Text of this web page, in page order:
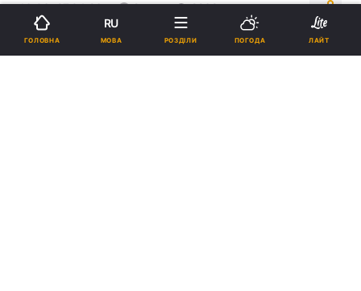
16:06, 27.04.26 2 хв. 2269
Підпишіться на нас в Google
ГОЛОВНА
RU
МОВА РОЗДІЛИ ПОГОДА ЛАЙТ